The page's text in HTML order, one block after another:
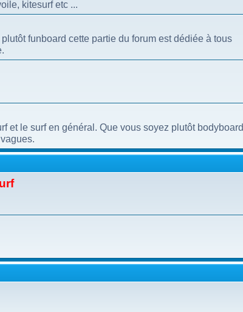
kitesurf etc ...
funboard cette partie du forum est dédiée à tous
et le surf en général. Que vous soyez plutôt bodyboard